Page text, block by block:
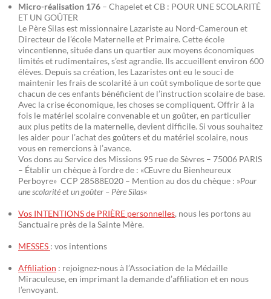
Micro-réalisation 176 – Chapelet et CB : POUR UNE SCOLARITÉ
ET UN GOÛTER
Le Père Silas est missionnaire Lazariste au Nord-Cameroun et
Directeur de l’école Maternelle et Primaire. Cette école
vincentienne, située dans un quartier aux moyens économiques
limités et rudimentaires, s’est agrandie. Ils accueillent environ 600
élèves. Depuis sa création, les Lazaristes ont eu le souci de
maintenir les frais de scolarité à un coût symbolique de sorte que
chacun de ces enfants bénéficient de l’instruction scolaire de base.
Avec la crise économique, les choses se compliquent. Offrir à la
fois le matériel scolaire convenable et un goûter, en particulier
aux plus petits de la maternelle, devient difficile. Si vous souhaitez
les aider pour l’achat des goûters et du matériel scolaire, nous
vous en remercions à l’avance.
Vos dons au Service des Missions 95 rue de Sèvres – 75006 PARIS
– Établir un chèque à l’ordre de : «Œuvre du Bienheureux
Perboyre» CCP 28588E020 – Mention au dos du chèque : »Pour
une scolarité et un goûter – Père Silas«
Vos INTENTIONS de PRIÈRE personnelles, nous les portons au
Sanctuaire près de la Sainte Mère.
MESSES : vos intentions
Affiliation : rejoignez-nous à l’Association de la Médaille
Miraculeuse, en imprimant la demande d’affiliation et en nous
l’envoyant.